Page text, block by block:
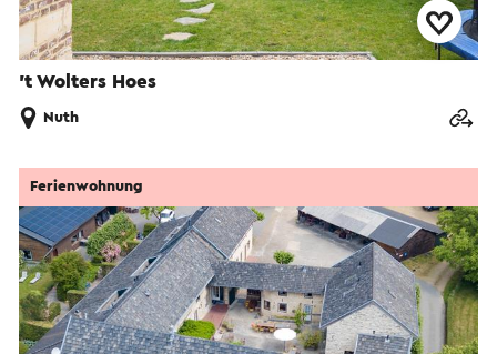
't Wolters Hoes
Nuth
Ferienwohnung